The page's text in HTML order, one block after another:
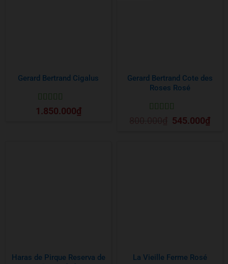
Gerard Bertrand Cigalus
Được xếp
hạng55 sao
1.850.000₫
Gerard Bertrand Cote des
Roses Rosé
Được xếp
5 sao
Giá
gốc
545.000₫Giá
hiện
Haras de Pirque Reserva de
La Vieille Ferme Rosé